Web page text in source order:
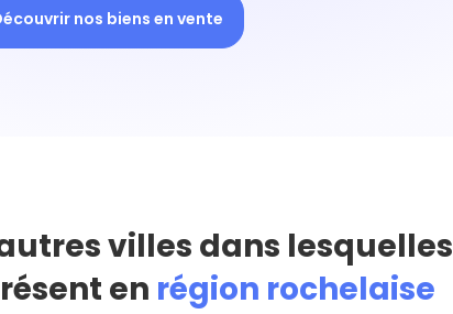
nos biens en vente
villes dans lesquelles
en région rochelaise